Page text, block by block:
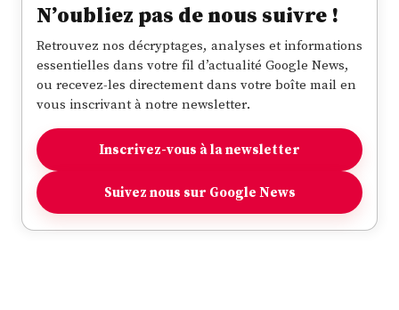
N’oubliez pas de nous suivre !
Retrouvez nos décryptages, analyses et informations
essentielles dans votre fil d’actualité Google News,
ou recevez-les directement dans votre boîte mail en
vous inscrivant à notre newsletter.
Inscrivez-vous à la newsletter
Suivez nous sur Google News